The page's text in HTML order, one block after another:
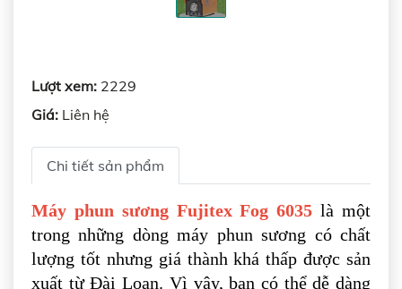
Lượt xem: 2229
Giá: Liên hệ
Chi tiết sản phẩm
Máy phun sương Fujitex Fog 6035 là một
trong những dòng máy phun sương có chất
lượng tốt nhưng giá thành khá thấp được sản
xuất từ Đài Loan. Vì vậy, bạn có thể dễ dàng